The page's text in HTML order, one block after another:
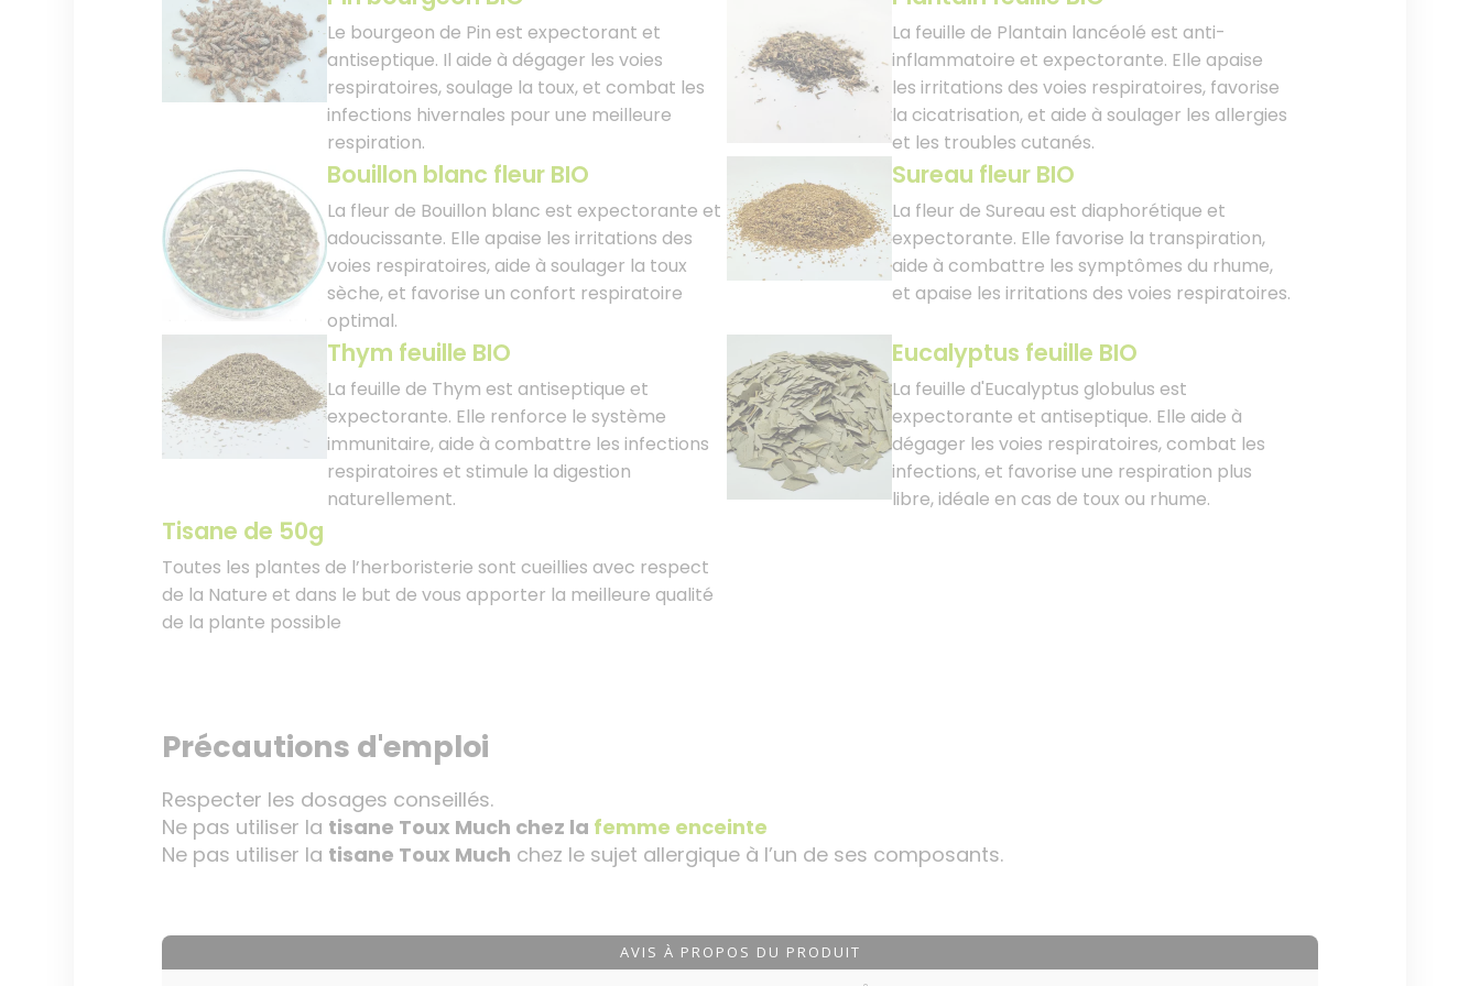
Le bourgeon de Pin est expectorant et
antiseptique. Il aide à dégager les voies
respiratoires, soulage la toux, et combat les
infections hivernales pour une meilleure
respiration.
La feuille de Plantain lancéolé est anti-
inflammatoire et expectorante. Elle apaise
les irritations des voies respiratoires, favorise
la cicatrisation, et aide à soulager les allergies
et les troubles cutanés.
Bouillon blanc fleur BIO
La fleur de Bouillon blanc est expectorante et
adoucissante. Elle apaise les irritations des
voies respiratoires, aide à soulager la toux
sèche, et favorise un confort respiratoire
optimal.
Sureau fleur BIO
La fleur de Sureau est diaphorétique et
expectorante. Elle favorise la transpiration,
aide à combattre les symptômes du rhume,
et apaise les irritations des voies respiratoires.
Thym feuille BIO
La feuille de Thym est antiseptique et
expectorante. Elle renforce le système
immunitaire, aide à combattre les infections
respiratoires et stimule la digestion
naturellement.
Eucalyptus feuille BIO
La feuille d'Eucalyptus globulus est
expectorante et antiseptique. Elle aide à
dégager les voies respiratoires, combat les
infections, et favorise une respiration plus
libre, idéale en cas de toux ou rhume.
Tisane de 50g
Toutes les plantes de l’herboristerie sont cueillies avec respect
de la Nature et dans le but de vous apporter la meilleure qualité
de la plante possible
Précautions d'emploi
Respecter les dosages conseillés.
Ne pas utiliser la tisane Toux Much chez la femme enceinte
Ne pas utiliser la tisane Toux Much chez le sujet allergique à l’un de ses composants.
AVIS À PROPOS DU PRODUIT